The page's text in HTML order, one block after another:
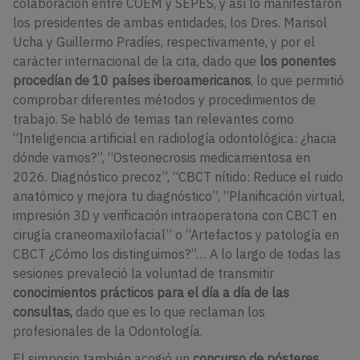
los presidentes de ambas entidades, los Dres. Marisol
Ucha y Guillermo Pradíes, respectivamente, y por el
carácter internacional de la cita, dado que los ponentes
procedían de 10 países iberoamericanos, lo que permitió
comprobar diferentes métodos y procedimientos de
trabajo. Se habló de temas tan relevantes como
“Inteligencia artificial en radiología odontológica: ¿hacia
dónde vamos?”, “Osteonecrosis medicamentosa en
2026. Diagnóstico precoz”, “CBCT nítido: Reduce el ruido
anatómico y mejora tu diagnóstico”, “Planificación virtual,
impresión 3D y verificación intraoperatoria con CBCT en
cirugía craneomaxilofacial” o “Artefactos y patología en
CBCT ¿Cómo los distinguimos?”… A lo largo de todas las
sesiones prevaleció la voluntad de transmitir
conocimientos prácticos para el día a día de las
consultas, dado que es lo que reclaman los
profesionales de la Odontología.